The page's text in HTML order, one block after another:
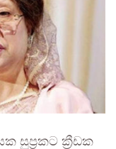
සුප්‍රකට ක්‍රීඩක